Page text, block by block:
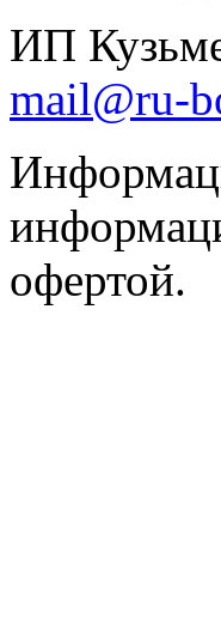
ИП
mail@ru-
офертой.